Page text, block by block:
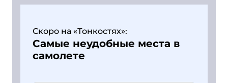
Скоро на «Тонкостях»:
Самые неудобные места в
самолете